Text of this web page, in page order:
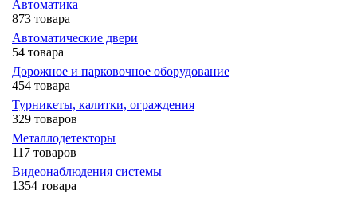
Автоматика
873 товара
Автоматические двери
54 товара
Дорожное и парковочное оборудование
454 товара
Турникеты, калитки, ограждения
329 товаров
Металлодетекторы
117 товаров
Видеонаблюдения cистемы
1354 товара